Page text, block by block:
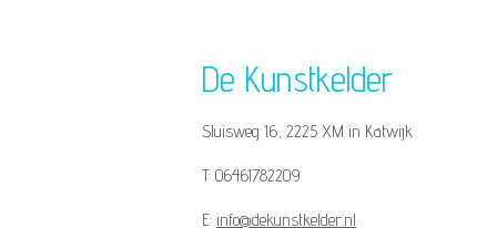
De Kunstkelder
Sluisweg 16, 2225 XM in
T: 06461782209
E: info@dekunstkelder.nl